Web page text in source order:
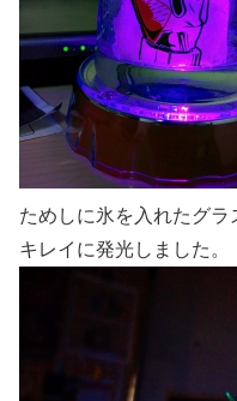
ためしに氷を入れたグラ
キレイに発光しました。